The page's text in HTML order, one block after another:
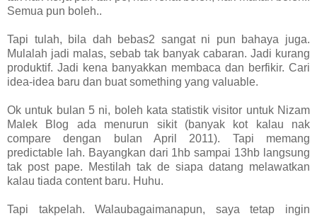
Semua pun boleh..
Tapi tulah, bila dah bebas2 sangat ni pun bahaya juga.
Mulalah jadi malas, sebab tak banyak cabaran. Jadi kurang
produktif. Jadi kena banyakkan membaca dan berfikir. Cari
idea-idea baru dan buat something yang valuable.
Ok untuk bulan 5 ni, boleh kata statistik visitor untuk Nizam
Malek Blog ada menurun sikit (banyak kot kalau nak
compare dengan bulan April 2011). Tapi memang
predictable lah. Bayangkan dari 1hb sampai 13hb langsung
tak post pape. Mestilah tak de siapa datang melawatkan
kalau tiada content baru. Huhu.
Tapi takpelah. Walaubagaimanapun, saya tetap ingin